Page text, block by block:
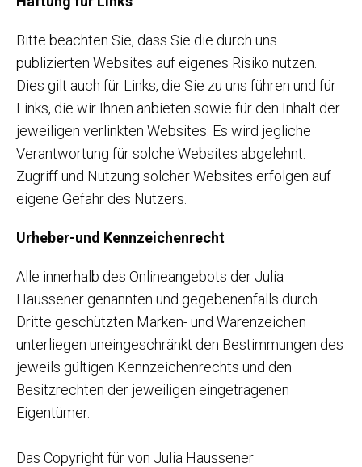
Bitte beachten Sie, dass Sie die durch uns
publizierten Websites auf eigenes Risiko nutzen.
Dies gilt auch für Links, die Sie zu uns führen und für
Links, die wir Ihnen anbieten sowie für den Inhalt der
jeweiligen verlinkten Websites. Es wird jegliche
Verantwortung für solche Websites abgelehnt.
Zugriff und Nutzung solcher Websites erfolgen auf
eigene Gefahr des Nutzers.
Urheber-und Kennzeichenrecht
Alle innerhalb des Onlineangebots der Julia
Haussener genannten und gegebenenfalls durch
Dritte geschützten Marken- und Warenzeichen
unterliegen uneingeschränkt den Bestimmungen des
jeweils gültigen Kennzeichenrechts und den
Besitzrechten der jeweiligen eingetragenen
Eigentümer.
Das Copyright für von Julia Haussener